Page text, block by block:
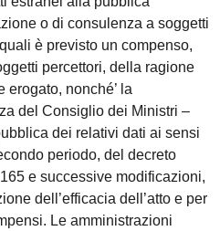
o di consulenza a soggetti
è previsto un compenso,
percettori, della ragione
erogato, nonché’ la
del Consiglio dei Ministri –
dei relativi dati ai sensi
periodo, del decreto
e successive modificazioni,
dell’efficacia dell’atto e per
Le amministrazioni